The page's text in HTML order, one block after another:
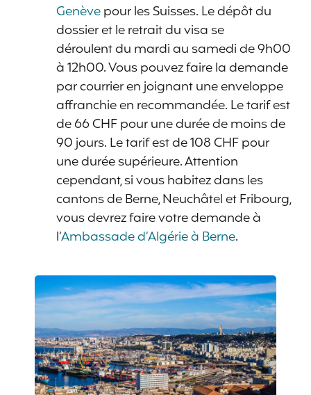
Genèvepour les Suisses. Le dépôt du
dossier et le retrait du visa se
déroulent du mardi au samedi de 9h00
à 12h00. Vous pouvez faire la demande
par courrier en joignant une enveloppe
affranchie en recommandée. Le tarif est
de 66 CHF pour une durée de moins de
90 jours. Le tarif est de 108 CHF pour
une durée supérieure. Attention
cependant, si vous habitez dans les
cantons de Berne, Neuchâtel et Fribourg,
vous devrez faire votre demande à
l’Ambassade d’Algérie à Berne.